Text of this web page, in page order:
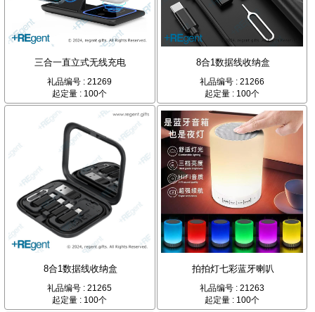
三合一直立式无线充电
礼品编号 : 21269
起定量 : 100个
8合1数据线收纳盒
礼品编号 : 21266
起定量 : 100个
8合1数据线收纳盒
礼品编号 : 21265
起定量 : 100个
拍拍灯七彩蓝牙喇叭
礼品编号 : 21263
起定量 : 100个